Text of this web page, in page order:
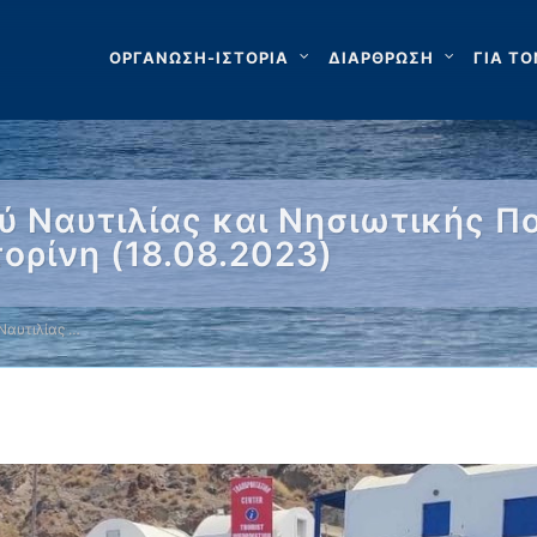
ΟΡΓΑΝΩΣΗ-ΙΣΤΟΡΙΑ ΔΙΑΡΘΡΩΣΗ ΓΙΑ
και Νησιωτικής
(18.08.2023)
…